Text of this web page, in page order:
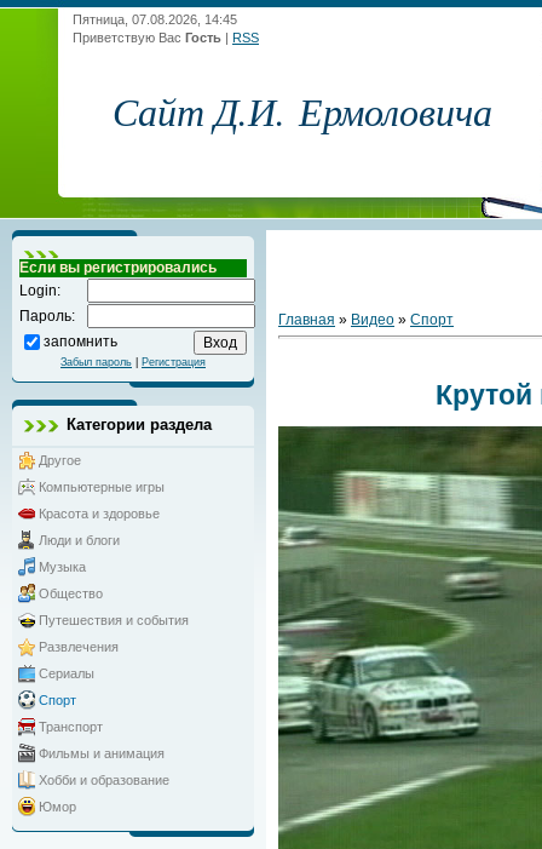
Пятница, 07.08.2026, 14:45
Приветствую Вас Гость | RSS
Сайт Д.И. Ермоловича
Если вы регистрировались
Login:
Пароль:
запомнить
Забыл пароль Регистрация
Категории раздела
Другое
Компьютерные игры
Красота и здоровье
Люди и блоги
Музыка
Общество
Путешествия и события
Развлечения
Сериалы
Спорт
Транспорт
Фильмы и анимация
Хобби и образование
Юмор
Главная » Видео » Спорт
Крутой